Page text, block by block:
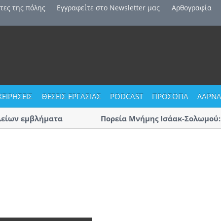
της πόλης Εγγραφείτε στο Newsletter μας Αρθογραφία
ΘΕΣΕΙΣ ΕΡΓΑΣΙΑΣ PODCAST ΠΡΟΣΩΠΑ
εμβλήματα
Πορεία Μνήμης Ισάακ-Σολωμού:
Αύριο η μεγάλη πορεία «με οδηγό